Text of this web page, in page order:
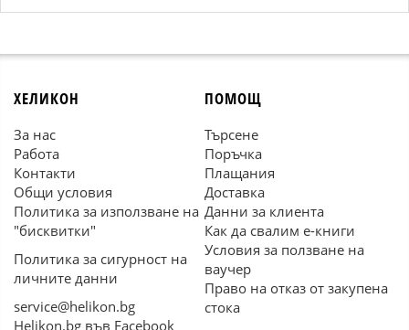
ХЕЛИКОН
За нас
Работа
Контакти
Общи условия
Политика за използване на
"бисквитки"
Политика за сигурност на
личните данни
service@helikon.bg
Helikon.bg във Facebook
ПОМОЩ
Търсене
Поръчка
Плащания
Доставка
Данни за клиента
Как да свалим е-книги
Условия за ползване на
ваучер
Право на отказ от закупена
стока